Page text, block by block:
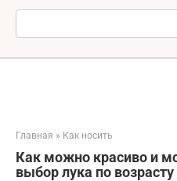
Поиск:
Главная » Как носить
Как можно красиво и
выбор лука по возрасту